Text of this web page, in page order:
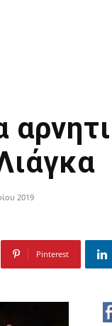
2019
Pinterest